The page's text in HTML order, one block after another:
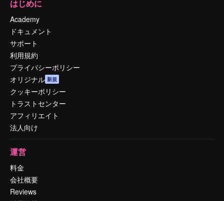
はじめに
Academy
ドキュメント
サポート
利用規約
プライバシーポリシー
オリジナル 新規
クッキーポリシー
トラストセンター
アフィリエイト
法人向け
運営
料金
会社概要
Reviews